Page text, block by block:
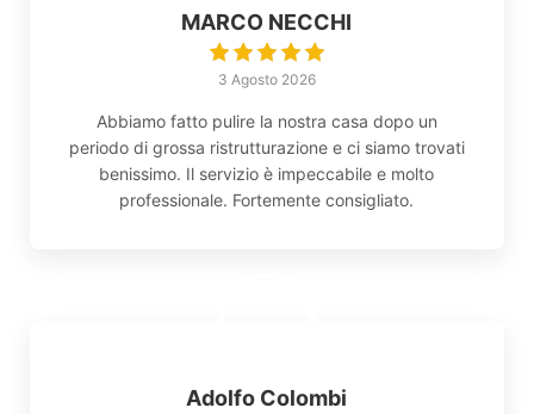
MARCO NECCHI
3 Agosto 2026
Abbiamo fatto pulire la nostra casa dopo un
periodo di grossa ristrutturazione e ci siamo trovati
benissimo. Il servizio è impeccabile e molto
professionale. Fortemente consigliato.
Adolfo Colombi